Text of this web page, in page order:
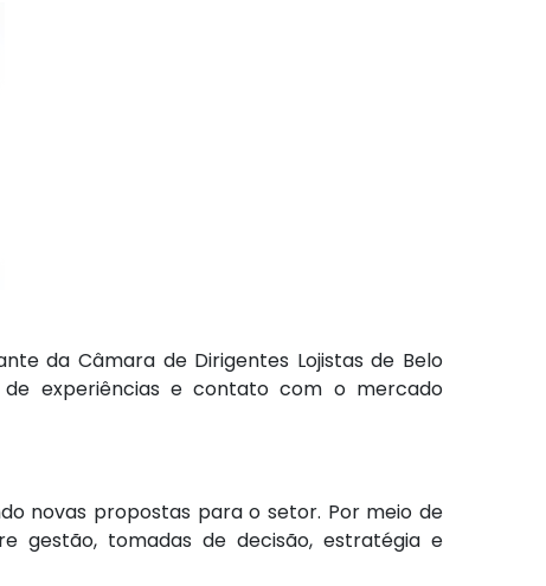
da Câmara de Dirigentes Lojistas de Belo
experiências e contato com o mercado
novas propostas para o setor. Por meio de
gestão, tomadas de decisão, estratégia e